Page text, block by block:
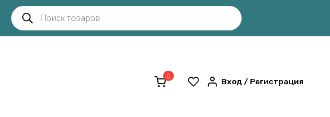
Поиск
товаров
0
Вход / Регистрация